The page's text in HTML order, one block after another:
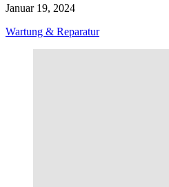
Posted
Januar 19, 2024
Categories
Wartung & Reparatur